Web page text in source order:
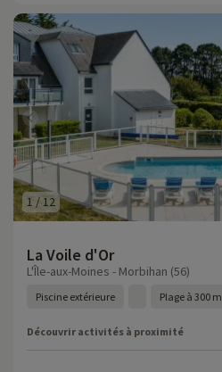
1 /12
La Voile d'Or
L'Île-aux-Moines - Morbihan (56)
Piscine extérieure Plage à 300 m
Découvrir activités à proximité